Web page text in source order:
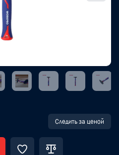
Следить за ценой